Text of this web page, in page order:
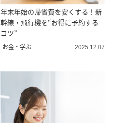
年末年始の帰省費を安くする！新
幹線・飛行機を“お得に予約する
コツ”
お金・学ぶ 2025.12.07